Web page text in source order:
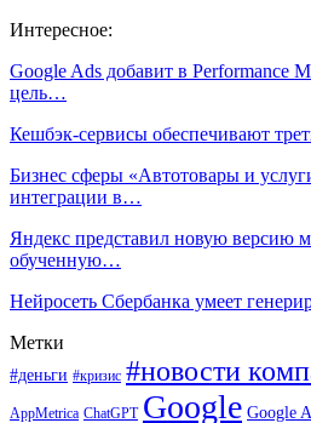
Интересное:
Google Ads добавит в Performance
цель…
Кешбэк-сервисы обеспечивают
Бизнес сферы «Автотовары и
интеграции в…
Яндекс представил новую версию
обученную…
Нейросеть Сбербанка умеет
Метки
#деньги #кризис #новости
AppMetrica ChatGPT Google Google